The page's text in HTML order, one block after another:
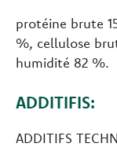
protéine brute
%, cellulose
humidité 82 %.
ADDITIFIS:
ADDITIFS